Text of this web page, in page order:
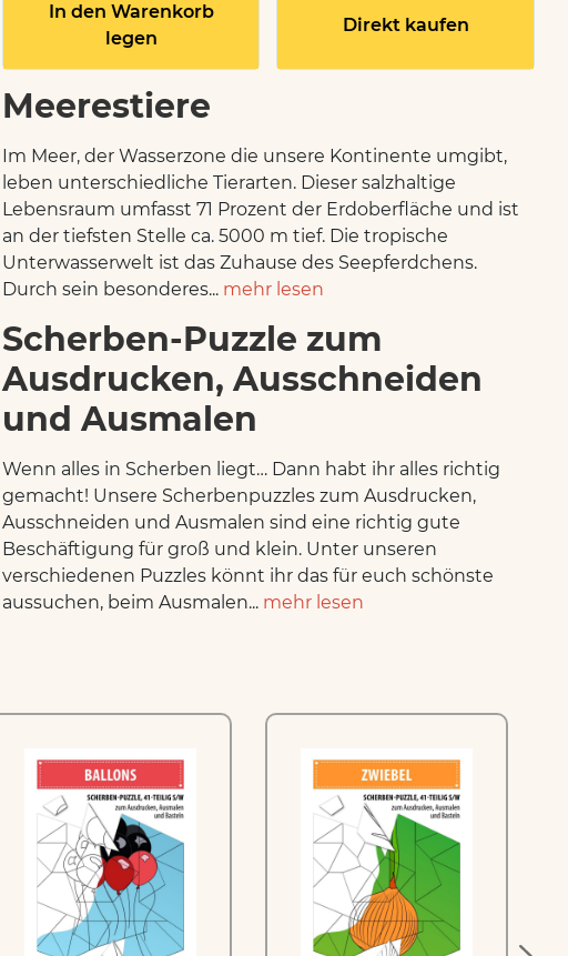
In den Warenkorb
legen
Direkt kaufen
Meerestiere
Im Meer, der Wasserzone die unsere Kontinente umgibt,
leben unterschiedliche Tierarten. Dieser salzhaltige
Lebensraum umfasst 71 Prozent der Erdoberfläche und ist
an der tiefsten Stelle ca. 5000 m tief. Die tropische
Unterwasserwelt ist das Zuhause des Seepferdchens.
Durch sein besonderes... mehr lesen
Scherben-Puzzle zum
Ausdrucken, Ausschneiden
und Ausmalen
Wenn alles in Scherben liegt… Dann habt ihr alles richtig
gemacht! Unsere Scherbenpuzzles zum Ausdrucken,
Ausschneiden und Ausmalen sind eine richtig gute
Beschäftigung für groß und klein. Unter unseren
verschiedenen Puzzles könnt ihr das für euch schönste
aussuchen, beim Ausmalen... mehr lesen